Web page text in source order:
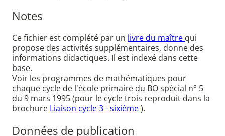
Notes
Ce fichier est complété par un livre du maître qui
propose des activités supplémentaires, donne des
informations didactiques. Il est indexé dans cette
base.
Voir les programmes de mathématiques pour
chaque cycle de l'école primaire du BO spécial n° 5
du 9 mars 1995 (pour le cycle trois reproduit dans la
brochure Liaison cycle 3 - sixième).
Données de publication